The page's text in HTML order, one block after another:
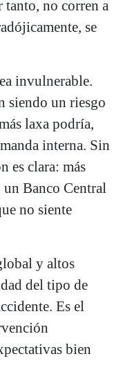
tanto, no corren a
se
invulnerable.
siendo un riesgo
laxa podría,
interna. Sin
es clara: más
un Banco Central
no siente
y altos
del tipo de
Es el
bien